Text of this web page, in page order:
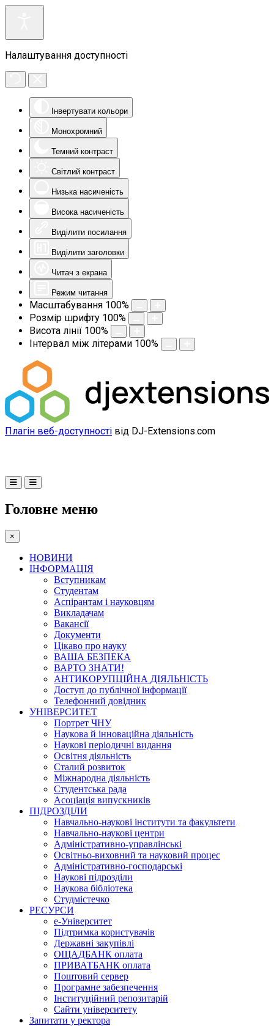
Налаштування доступності
Інвертувати кольори
Монохромний
Темний контраст
Світлий контраст
Низька насиченість
Висока насиченість
Виділити посилання
Виділити заголовки
Читач з екрана
Режим читання
Масштабування 100%
Розмір шрифту 100%
Висота лінії 100%
Інтервал між літерами 100%
Плагін веб-доступності від DJ-Extensions.com
Головне меню
×
НОВИНИ
ІНФОРМАЦІЯ
Вступникам
Студентам
Аспірантам і науковцям
Викладачам
Вакансії
Документи
Цікаво про науку
ВАША БЕЗПЕКА
ВАРТО ЗНАТИ!
АНТИКОРУПЦІЙНА ДІЯЛЬНІСТЬ
Доступ до публічної інформації
Телефонний довідник
УНІВЕРСИТЕТ
Портрет ЧНУ
Наукова й інноваційна діяльність
Наукові періодичні видання
Освітня діяльність
Сталий розвиток
Міжнародна діяльність
Студентська рада
Асоціація випускників
ПІДРОЗДІЛИ
Навчально-наукові інститути та факультети
Навчально-наукові центри
Адміністративно-управлінські
Освітньо-виховний та науковий процес
Адміністративно-господарські
Наукові підрозділи
Наукова бібліотека
Студмістечко
РЕСУРСИ
е-Університет
Підтримка користувачів
Державні закупівлі
ОЩАДБАНК оплата
ПРИВАТБАНК оплата
Поштовий сервер
Програмне забезпечення
Інституційний репозитарій
Сайти університету
Запитати у ректора